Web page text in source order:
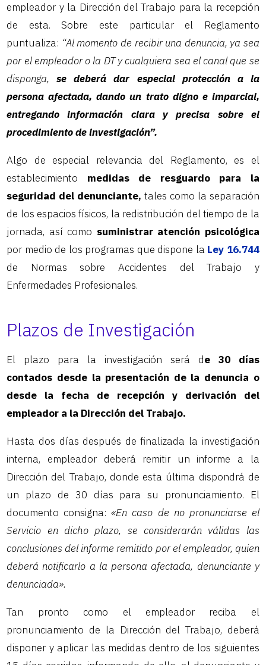
empleador y la Dirección del Trabajo para la recepción
de esta. Sobre este particular el Reglamento
puntualiza: “Al momento de recibir una denuncia, ya sea
por el empleador o la DT y cualquiera sea el canal que se
disponga,se deberá dar especial protección a la
persona afectada, dando un trato digno e imparcial,
entregando información clara y precisa sobre el
procedimiento de investigación”.
Algo de especial relevancia del Reglamento, es el
establecimiento medidas de resguardo para la
seguridad del denunciante, tales como la separación
de los espacios físicos, la redistribución del tiempo de la
jornada, así como suministrar atención psicológica
por medio de los programas que dispone la Ley 16.744
de Normas sobre Accidentes del Trabajo y
Enfermedades Profesionales.
Plazos de Investigación
El plazo para la investigación será de 30 días
contados desde la presentación de la denuncia o
desde la fecha de recepción y derivación del
empleador a la Dirección del Trabajo.
Hasta dos días después de finalizada la investigación
interna, empleador deberá remitir un informe a la
Dirección del Trabajo, donde esta última dispondrá de
un plazo de 30 días para su pronunciamiento. El
documento consigna:«En caso de no pronunciarse el
Servicio en dicho plazo, se considerarán válidas las
conclusiones del informe remitido por el empleador, quien
deberá notificarlo a la persona afectada, denunciante y
denunciada».
Tan pronto como el empleador reciba el
pronunciamiento de la Dirección del Trabajo, deberá
disponer y aplicar las medidas dentro de los siguientes